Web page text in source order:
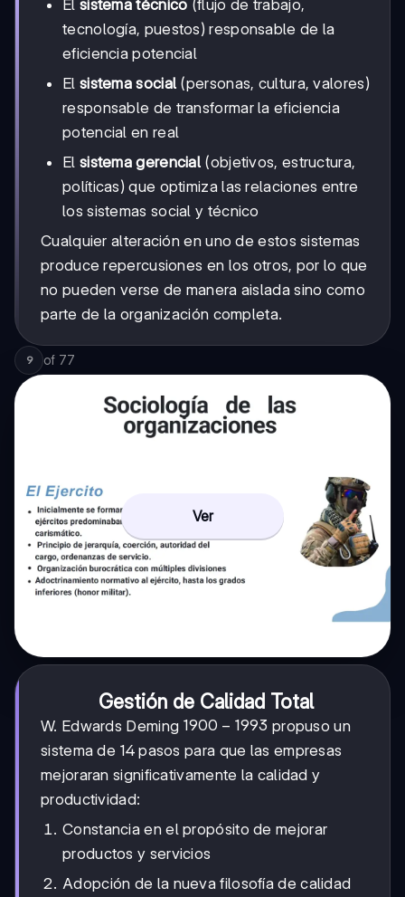
El sistema técnico (flujo de trabajo,
tecnología, puestos) responsable de la
eficiencia potencial
El sistema social (personas, cultura, valores)
responsable de transformar la eficiencia
potencial en real
El sistema gerencial (objetivos, estructura,
políticas) que optimiza las relaciones entre
los sistemas social y técnico
Cualquier alteración en uno de estos sistemas
produce repercusiones en los otros, por lo que
no pueden verse de manera aislada sino como
parte de la organización completa.
9 of 77
Ver
Gestión de Calidad Total
W. Edwards Deming 1900-
1993
1900 − 1993 propuso un
sistema de 14 pasos para que las empresas
mejoraran significativamente la calidad y
productividad:
Constancia en el propósito de mejorar
productos y servicios
Adopción de la nueva filosofía de calidad